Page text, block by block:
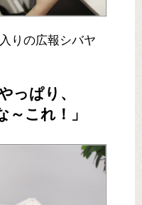
りの広報シバヤ
っぱり、
れ！」